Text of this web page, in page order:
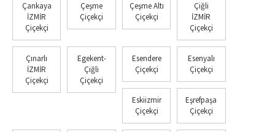
Çankaya
İZMİR
Çiçekçi
Çeşme
Çiçekçi
Çeşme Altı
Çiçekçi
Çiğli
İZMİR
Çiçekçi
Çınarlı
İZMİR
Çiçekçi
Egekent-
Çiğli
Çiçekçi
Esendere
Çiçekçi
Esenyalı
Çiçekçi
Eskiizmir
Çiçekçi
Eşrefpaşa
Çiçekçi